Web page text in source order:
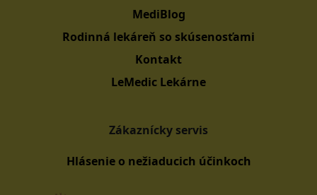
MediBlog
Rodinná lekáreň so skúsenosťami
Kontakt
LeMedic Lekárne
Zákaznícky servis
Hlásenie o nežiaducich účinkoch